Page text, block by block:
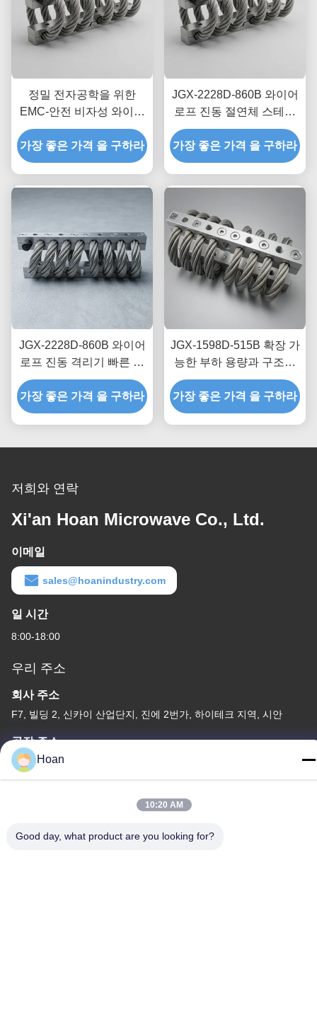
정밀 전자공학을 위한
EMC-안전 비자성 와이어
로프 절연체 JGX-2228D-
665B 과도 충격 분산 마운
트
가장 좋은 가격 을 구하라
JGX-2228D-860B 와이어
로프 진동 절연체 스테인
리스 스틸 긴 수명 산업용
충격 흡수 장치
가장 좋은 가격 을 구하라
JGX-2228D-860B 와이어
로프 진동 격리기 빠른 프
로토타입 제작 빠른 조립
사용자 정의 가능한 충격
마운트
가장 좋은 가격 을 구하라
JGX-1598D-515B 확장 가
능한 부하 용량과 구조적
소음 차단을 제공하는 와
이어 로프 진동 절연체
가장 좋은 가격 을 구하라
저희와 연락
Xi'an Hoan Microwave Co., Ltd.
이메일
sales@hoanindustry.com
일 시간
8:00-18:00
우리 주소
회사 주소
F7, 빌딩 2, 신카이 산업단지, 진에 2번가, 하이테크 지역, 시안
공장 주소
F7, 빌딩 2, 신카이 산업단지, 진에 2번가, 하이테크 지역, 시안
Hoan
10:20 AM
Good day, what product are you looking for?